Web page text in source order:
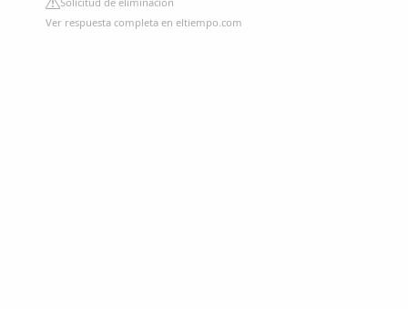
Ver respuesta completa en eltiempo.com